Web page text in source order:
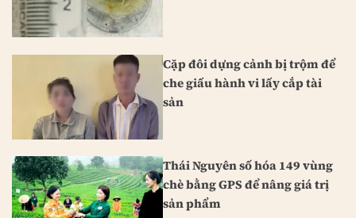
Cặp đôi dựng cảnh bị trộm để
che giấu hành vi lấy cắp tài
sản
Thái Nguyên số hóa 149 vùng
chè bằng GPS để nâng giá trị
sản phẩm